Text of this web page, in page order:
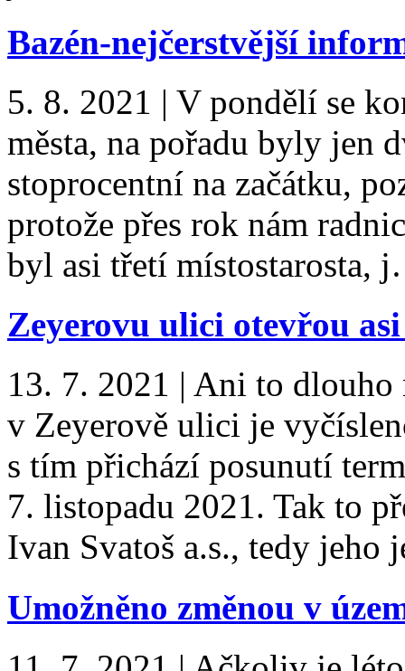
Bazén-nejčerstvější
5. 8. 2021 | V pondělí se
města, na pořadu byly jen
stoprocentní na začátku,
protože přes rok nám
byl asi třetí
Zeyerovu ulici otevřou
13. 7. 2021 | Ani to dlouho
v Zeyerově ulici je
s tím přichází posunutí
7. listopadu 2021. Tak to
Ivan Svatoš a.s., tedy
Umožněno změnou v